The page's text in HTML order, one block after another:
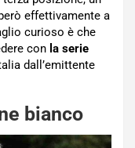
effettivamente a
curioso è che
con la serie
dall’emittente
bianco